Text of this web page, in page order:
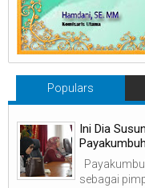
Populars
Ini Dia
Payakumbuh
sebagai